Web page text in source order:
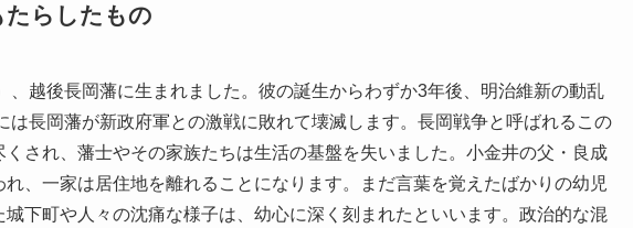
たらしたもの
、越後長岡藩に生まれました。彼の誕生からわずか3年後、明治維新の動乱
は長岡藩が新政府軍との激戦に敗れて壊滅します。長岡戦争と呼ばれるこの
され、藩士やその家族たちは生活の基盤を失いました。小金井の父・良成
、一家は居住地を離れることになります。まだ言葉を覚えたばかりの幼児
下町や人々の沈痛な様子は、幼心に深く刻まれたといいます。政治的な混